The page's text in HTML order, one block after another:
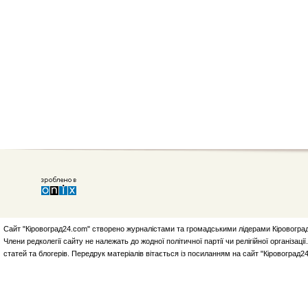
Сайт "Кіровоград24.com" створено журналістами та громадськими лідерами
Члени редколегії сайту не належать до жодної політичної партії чи релігійної
статей та блогерів. Передрук матеріалів вітається із посиланням на сайт